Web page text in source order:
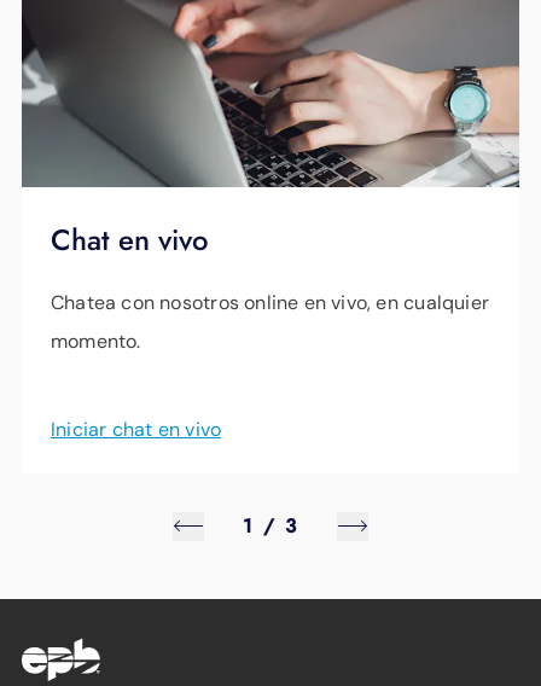
en persona las 24 horas, de lunes a viernes de
8:30 a. m. a 5:30 p. m.
Distancia del dispositivo al enrutador
Antiguedad y sistema operativo del
Hardware o firmware obsoleto
microondas, dispositivos Bluetooth, redes
Chat en vivo
Chatea con nosotros online en vivo, en cualquier
momento.
Iniciar chat en vivo
1 / 3